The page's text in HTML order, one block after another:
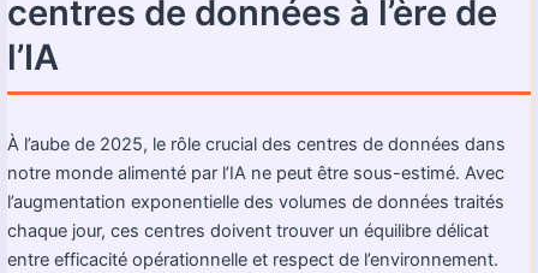
centres de données à l’ère de
l’IA
À l’aube de 2025, le rôle crucial des centres de données dans
notre monde alimenté par l’IA ne peut être sous-estimé. Avec
l’augmentation exponentielle des volumes de données traités
chaque jour, ces centres doivent trouver un équilibre délicat
entre efficacité opérationnelle et respect de l’environnement.